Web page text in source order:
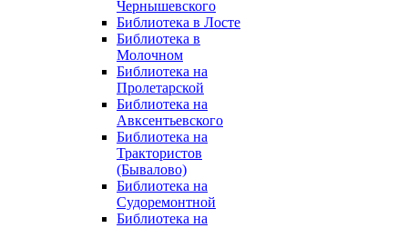
Чернышевского
Библиотека в Лосте
Библиотека в
Молочном
Библиотека на
Пролетарской
Библиотека на
Авксентьевского
Библиотека на
Трактористов
(Бывалово)
Библиотека на
Судоремонтной
Библиотека на